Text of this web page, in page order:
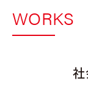
WORKS